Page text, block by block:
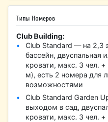
Типы Номеров
Сlub Building:
Club Standard — на 2,3
бассейн, двуспальная
кровати, макс. 3 чел.
м), есть 2 номера для
возможностями
Club Standard Garden
выходом в сад,
кровати, макс. 3 чел.